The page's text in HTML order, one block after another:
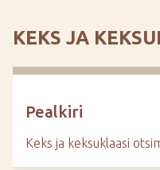
KEKS JA
Pealkiri
Keks ja keksuklaasi